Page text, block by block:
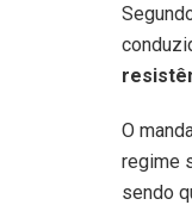
O
regime
sendo